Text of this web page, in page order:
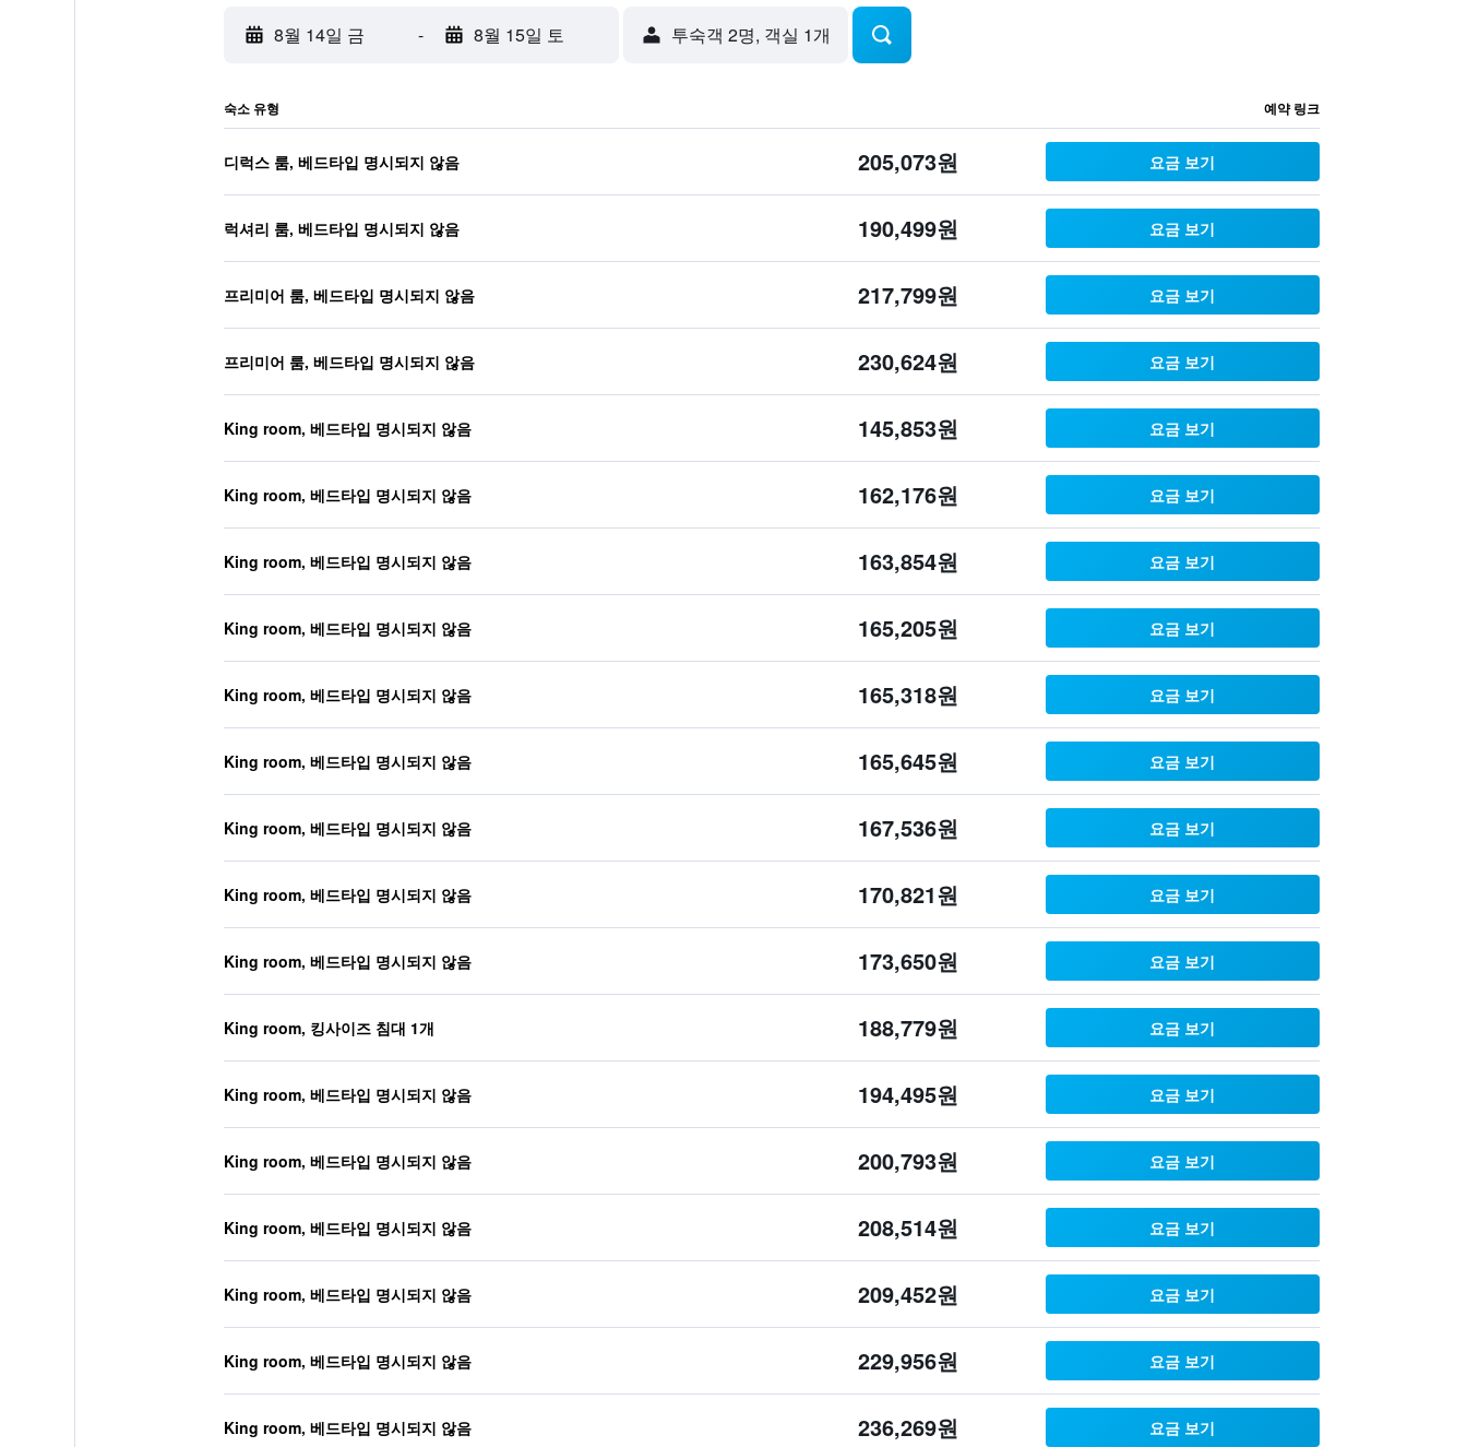
8월 14일 금 - 8월 15일 토 ​투숙객 2​명, ​객실 1개
숙소 유형 예약 링크
디럭스 룸, 베드타입 명시되지 않음 205,073원 요금 보기
럭셔리 룸, 베드타입 명시되지 않음 190,499원 요금 보기
프리미어 룸, 베드타입 명시되지 않음 217,799원 요금 보기
프리미어 룸, 베드타입 명시되지 않음 230,624원 요금 보기
King room, 베드타입 명시되지 않음 145,853원 요금 보기
King room, 베드타입 명시되지 않음 162,176원 요금 보기
King room, 베드타입 명시되지 않음 163,854원 요금 보기
King room, 베드타입 명시되지 않음 165,205원 요금 보기
King room, 베드타입 명시되지 않음 165,318원 요금 보기
King room, 베드타입 명시되지 않음 165,645원 요금 보기
King room, 베드타입 명시되지 않음 167,536원 요금 보기
King room, 베드타입 명시되지 않음 170,821원 요금 보기
King room, 베드타입 명시되지 않음 173,650원 요금 보기
King room, 킹사이즈 침대 1개 188,779원 요금 보기
King room, 베드타입 명시되지 않음 194,495원 요금 보기
King room, 베드타입 명시되지 않음 200,793원 요금 보기
King room, 베드타입 명시되지 않음 208,514원 요금 보기
King room, 베드타입 명시되지 않음 209,452원 요금 보기
King room, 베드타입 명시되지 않음 229,956원 요금 보기
King room, 베드타입 명시되지 않음 236,269원 요금 보기